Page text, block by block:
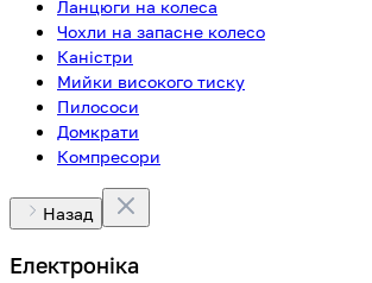
Ланцюги на колеса
Чохли на запасне колесо
Каністри
Мийки високого тиску
Пилососи
Домкрати
Компресори
Назад
Електроніка